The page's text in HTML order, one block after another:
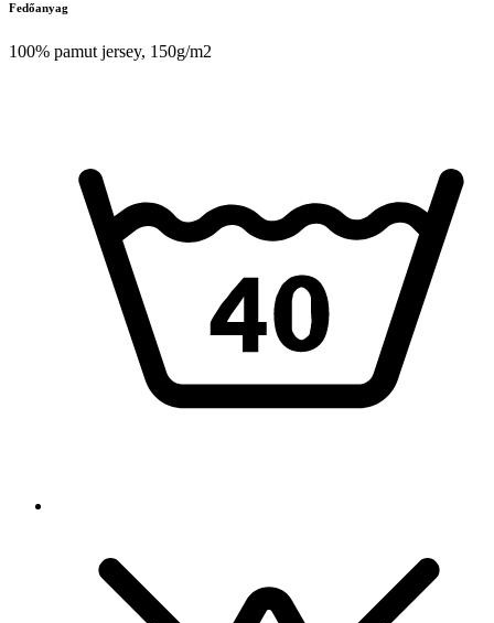
Fedőanyag
100% pamut jersey, 150g/m2